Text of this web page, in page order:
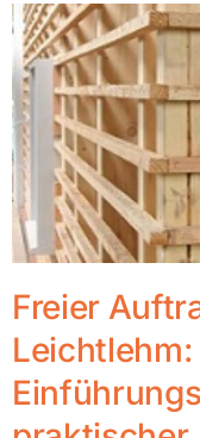
Freier
Leichtlehm: